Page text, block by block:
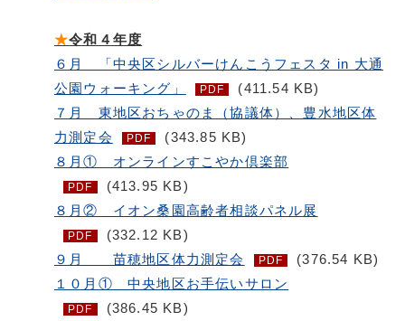
★令和４年度
６月 「中央区シルバーけんこうフェスタ in 大通
公園ウォーキング」
PDF
(411.54 KB)
７月 東地区おちゃのま（協議体）、豊水地区体
力測定会
PDF
(343.85 KB)
８月① オンラインすこやか倶楽部
PDF
(413.95 KB)
８月② イオン桑園高齢者相談パネル展
PDF
(332.12 KB)
９月 苗穂地区体力測定会
PDF
(376.54 KB)
１０月① 中央地区お手伝いサロン
PDF
(386.45 KB)